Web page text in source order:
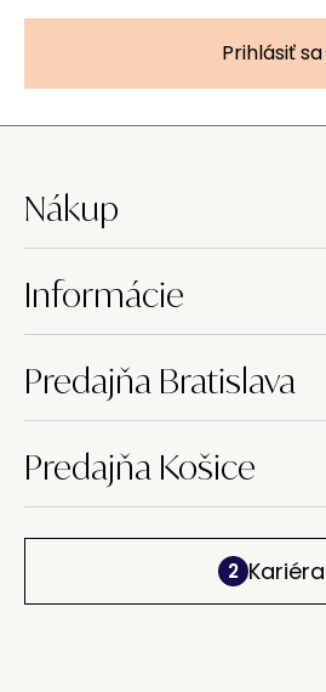
Prihlásiť sa
Nákup
Informácie
Predajňa Bratislava
Predajňa Košice
2 Kariéra